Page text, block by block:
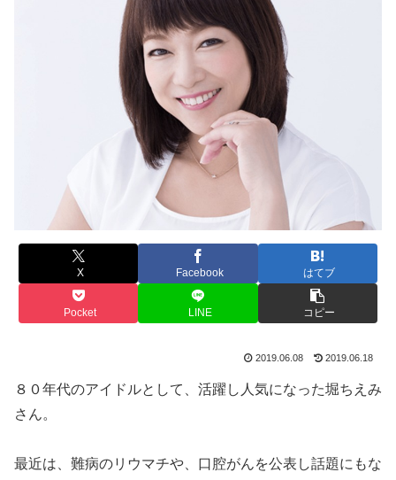
X Facebook はてブ
Pocket LINE コピー
2019.06.08 2019.06.18
８０年代のアイドルとして、活躍し人気になった堀ちえみ
さん。
最近は、難病のリウマチや、口腔がんを公表し話題にもな